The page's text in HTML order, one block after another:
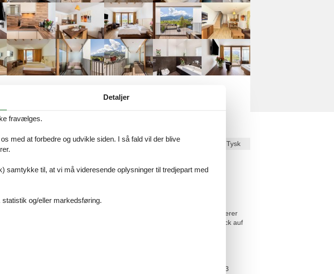
Tysk
eller se den maskinoversatte tekst på
Lebensgefühl! So präsentiert sich das stimmige Konzept unserer
Kaprun, Zell am See und Piesendorf und der freie Blick auf
für Ihren Urlaub in Zell am See - Kaprun noch attraktiver.
eines gemeinsam: Komfort und Wohngefühl auf höchstem Niveau!
Ausblick auf das Kitzsteinhorn sowie auf den Ort Kaprun, der binnen 3
Detaljer
fravælges.
med at forbedre og udvikle siden. I så fald vil der blive
samtykke til, at vi må videresende oplysninger til tredjepart med
og/eller markedsføring.